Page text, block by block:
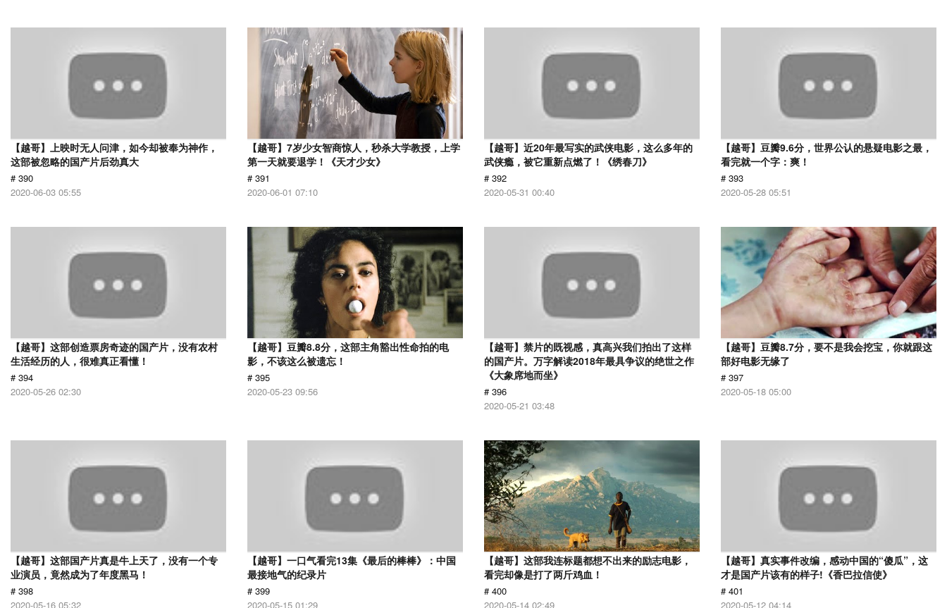
【越哥】上映时无人问津，如今却被奉为神作，
这部被忽略的国产片后劲真大
# 390
2020-06-03 05:55
【越哥】7岁少女智商惊人，秒杀大学教授，上学
第一天就要退学！《天才少女》
# 391
2020-06-01 07:10
【越哥】近20年最写实的武侠电影，这么多年的
武侠瘾，被它重新点燃了！《绣春刀》
# 392
2020-05-31 00:40
【越哥】豆瓣9.6分，世界公认的悬疑电影之最，
看完就一个字：爽！
# 393
2020-05-28 05:51
【越哥】这部创造票房奇迹的国产片，没有农村
生活经历的人，很难真正看懂！
# 394
2020-05-26 02:30
【越哥】豆瓣8.8分，这部主角豁出性命拍的电
影，不该这么被遗忘！
# 395
2020-05-23 09:56
【越哥】禁片的既视感，真高兴我们拍出了这样
的国产片。万字解读2018年最具争议的绝世之作
《大象席地而坐》
# 396
2020-05-21 03:48
【越哥】豆瓣8.7分，要不是我会挖宝，你就跟这
部好电影无缘了
# 397
2020-05-18 05:00
【越哥】这部国产片真是牛上天了，没有一个专
业演员，竟然成为了年度黑马！
# 398
2020-05-16 05:32
【越哥】一口气看完13集《最后的棒棒》：中国
最接地气的纪录片
# 399
2020-05-15 01:29
【越哥】这部我连标题都想不出来的励志电影，
看完却像是打了两斤鸡血！
# 400
2020-05-14 02:49
【越哥】真实事件改编，感动中国的“傻瓜”，这
才是国产片该有的样子!《香巴拉信使》
# 401
2020-05-12 04:14